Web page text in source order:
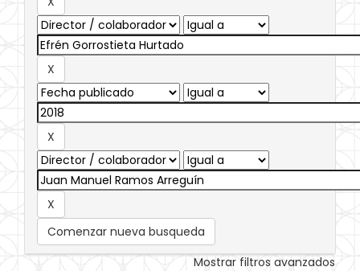
Comenzar nueva busqueda
Mostrar filtros avanzados